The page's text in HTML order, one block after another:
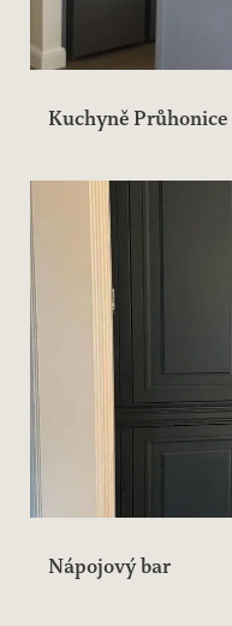
Kuchyně Průhonice
Nápojový bar